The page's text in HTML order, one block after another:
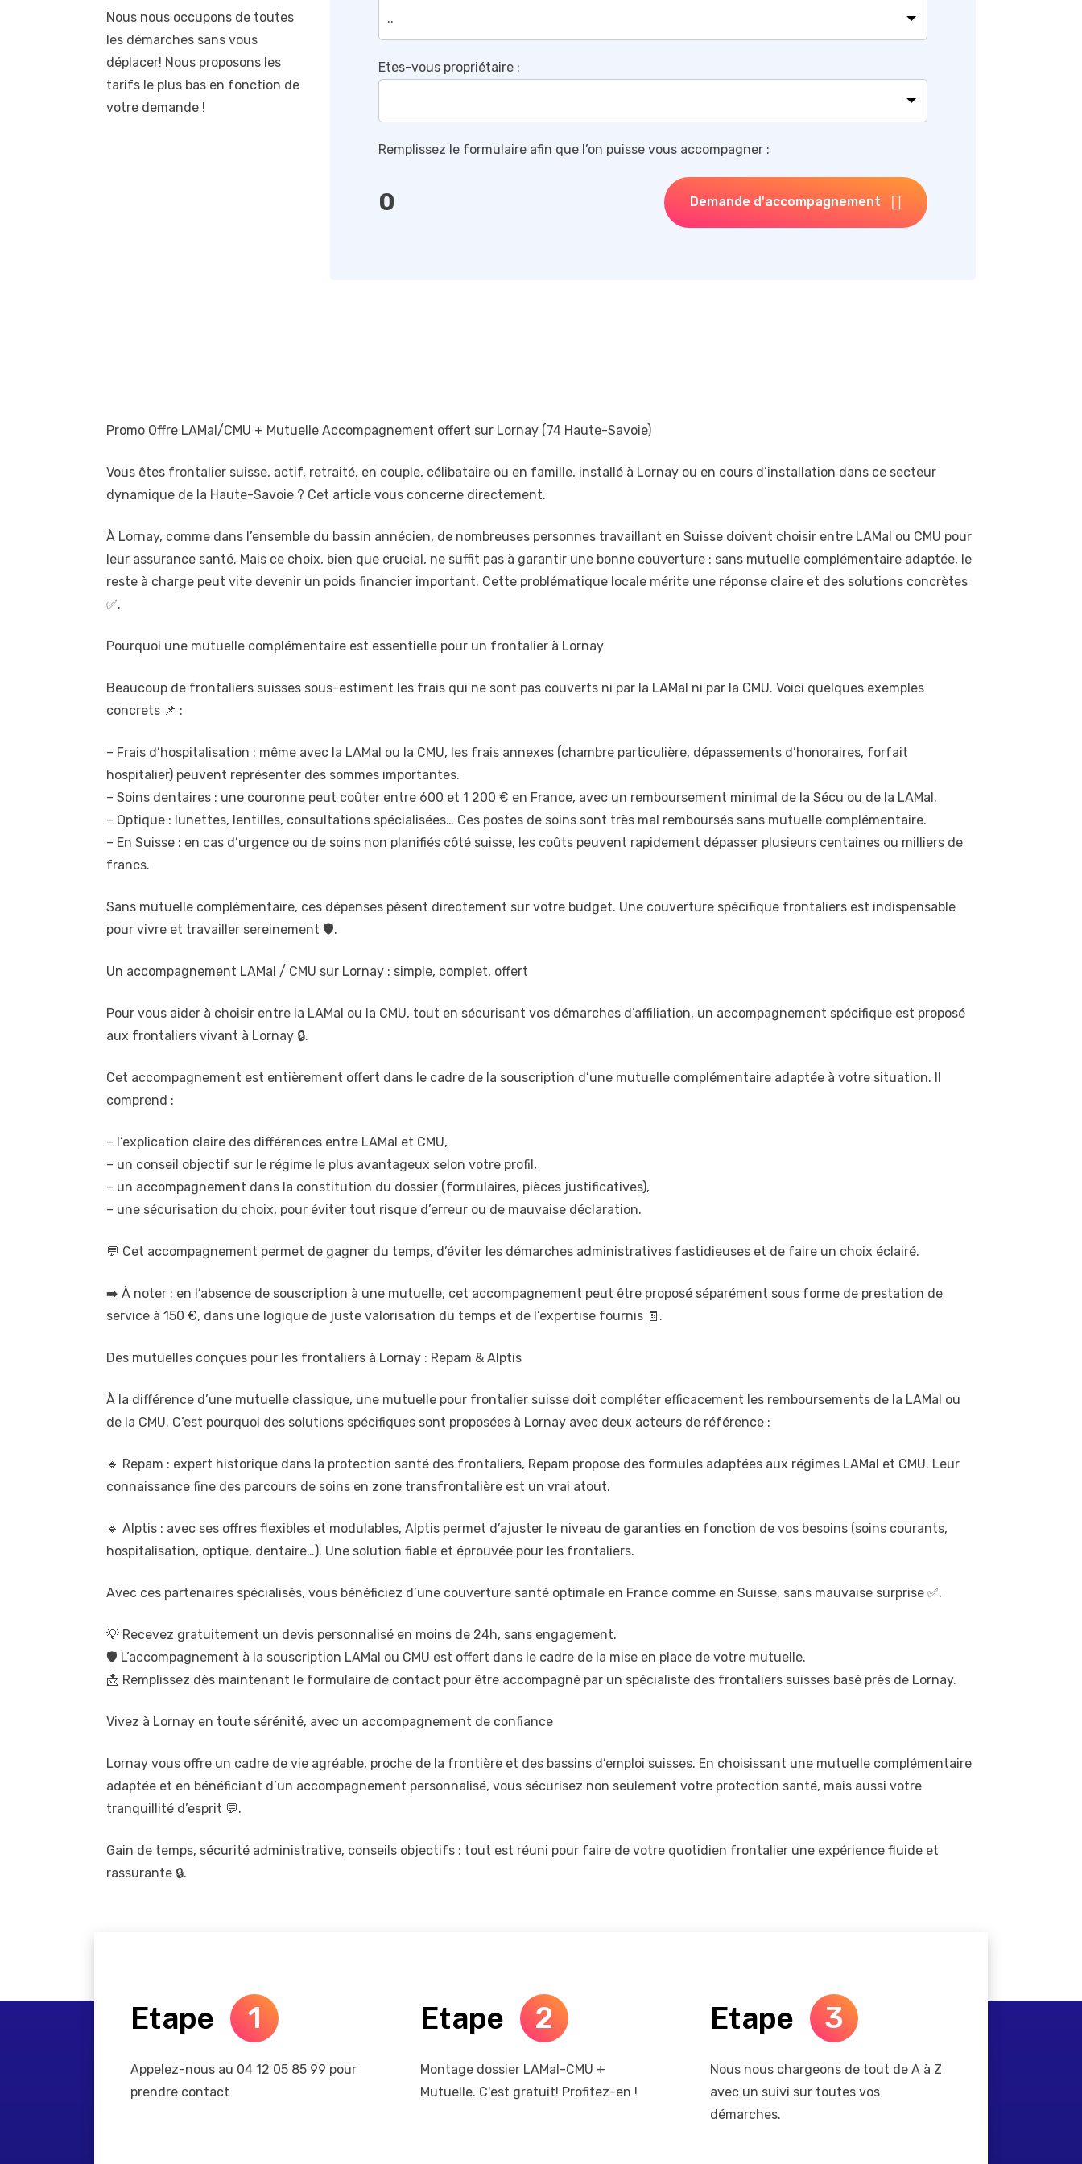
Nous nous occupons de toutes
les démarches sans vous
déplacer! Nous proposons les
tarifs le plus bas en fonction de
votre demande !
Etes-vous propriétaire :
Remplissez le formulaire afin que l’on puisse vous accompagner :
0 Demande d'accompagnement
Promo Offre LAMal/CMU + Mutuelle Accompagnement offert sur Lornay (74 Haute-Savoie)
Vous êtes frontalier suisse, actif, retraité, en couple, célibataire ou en famille, installé à Lornay ou en cours d’installation dans ce secteur
dynamique de la Haute-Savoie ? Cet article vous concerne directement.
À Lornay, comme dans l’ensemble du bassin annécien, de nombreuses personnes travaillant en Suisse doivent choisir entre LAMal ou CMU pour
leur assurance santé. Mais ce choix, bien que crucial, ne suffit pas à garantir une bonne couverture : sans mutuelle complémentaire adaptée, le
reste à charge peut vite devenir un poids financier important. Cette problématique locale mérite une réponse claire et des solutions concrètes
✅.
Pourquoi une mutuelle complémentaire est essentielle pour un frontalier à Lornay
Beaucoup de frontaliers suisses sous-estiment les frais qui ne sont pas couverts ni par la LAMal ni par la CMU. Voici quelques exemples
concrets 📌 :
– Frais d’hospitalisation : même avec la LAMal ou la CMU, les frais annexes (chambre particulière, dépassements d’honoraires, forfait
hospitalier) peuvent représenter des sommes importantes.
– Soins dentaires : une couronne peut coûter entre 600 et 1 200 € en France, avec un remboursement minimal de la Sécu ou de la LAMal.
– Optique : lunettes, lentilles, consultations spécialisées… Ces postes de soins sont très mal remboursés sans mutuelle complémentaire.
– En Suisse : en cas d’urgence ou de soins non planifiés côté suisse, les coûts peuvent rapidement dépasser plusieurs centaines ou milliers de
francs.
Sans mutuelle complémentaire, ces dépenses pèsent directement sur votre budget. Une couverture spécifique frontaliers est indispensable
pour vivre et travailler sereinement 🛡️.
Un accompagnement LAMal / CMU sur Lornay : simple, complet, offert
Pour vous aider à choisir entre la LAMal ou la CMU, tout en sécurisant vos démarches d’affiliation, un accompagnement spécifique est proposé
aux frontaliers vivant à Lornay 🔒.
Cet accompagnement est entièrement offert dans le cadre de la souscription d’une mutuelle complémentaire adaptée à votre situation. Il
comprend :
– l’explication claire des différences entre LAMal et CMU,
– un conseil objectif sur le régime le plus avantageux selon votre profil,
– un accompagnement dans la constitution du dossier (formulaires, pièces justificatives),
– une sécurisation du choix, pour éviter tout risque d’erreur ou de mauvaise déclaration.
💬 Cet accompagnement permet de gagner du temps, d’éviter les démarches administratives fastidieuses et de faire un choix éclairé.
➡️ À noter : en l’absence de souscription à une mutuelle, cet accompagnement peut être proposé séparément sous forme de prestation de
service à 150 €, dans une logique de juste valorisation du temps et de l’expertise fournis 🧾.
Des mutuelles conçues pour les frontaliers à Lornay : Repam & Alptis
À la différence d’une mutuelle classique, une mutuelle pour frontalier suisse doit compléter efficacement les remboursements de la LAMal ou
de la CMU. C’est pourquoi des solutions spécifiques sont proposées à Lornay avec deux acteurs de référence :
🔹 Repam : expert historique dans la protection santé des frontaliers, Repam propose des formules adaptées aux régimes LAMal et CMU. Leur
connaissance fine des parcours de soins en zone transfrontalière est un vrai atout.
🔹 Alptis : avec ses offres flexibles et modulables, Alptis permet d’ajuster le niveau de garanties en fonction de vos besoins (soins courants,
hospitalisation, optique, dentaire…). Une solution fiable et éprouvée pour les frontaliers.
Avec ces partenaires spécialisés, vous bénéficiez d’une couverture santé optimale en France comme en Suisse, sans mauvaise surprise ✅.
💡 Recevez gratuitement un devis personnalisé en moins de 24h, sans engagement.
🛡️ L’accompagnement à la souscription LAMal ou CMU est offert dans le cadre de la mise en place de votre mutuelle.
📩 Remplissez dès maintenant le formulaire de contact pour être accompagné par un spécialiste des frontaliers suisses basé près de Lornay.
Vivez à Lornay en toute sérénité, avec un accompagnement de confiance
Lornay vous offre un cadre de vie agréable, proche de la frontière et des bassins d’emploi suisses. En choisissant une mutuelle complémentaire
adaptée et en bénéficiant d’un accompagnement personnalisé, vous sécurisez non seulement votre protection santé, mais aussi votre
tranquillité d’esprit 💬.
Gain de temps, sécurité administrative, conseils objectifs : tout est réuni pour faire de votre quotidien frontalier une expérience fluide et
rassurante 🔒.
Etape 1
Appelez-nous au 04 12 05 85 99 pour
prendre contact
Etape 2
Montage dossier LAMal-CMU +
Mutuelle. C'est gratuit! Profitez-en !
Etape 3
Nous nous chargeons de tout de A à Z
avec un suivi sur toutes vos
démarches.